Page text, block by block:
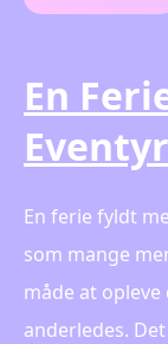
En
En ferie fyldt
som mange
måde at
anderledes.